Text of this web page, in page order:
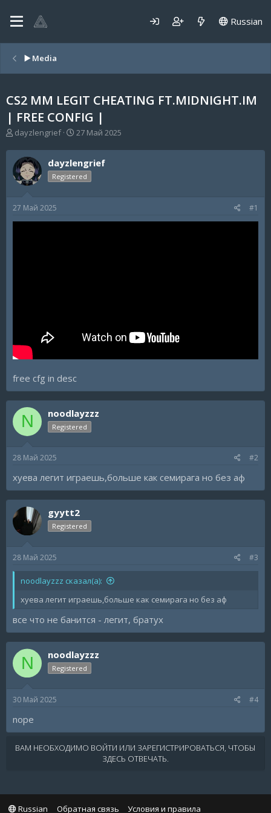
Russian
▶️ Media
СS2 MM LEGIT CHEATING FT.MIDNIGHT.IM
| FREE CONFIG |
А
т
о
р
м
ы
dayzlengrief
Д
т
а
н
л
27 Май 2025
dayzlengrief
Registered
27 Май 2025 #1
free cfg in desc
N noodlayzzz
Registered
28 Май 2025 #2
хуева легит играешь,больше как семирага но без аф
gyytt2
Registered
28 Май 2025 #3
noodlayzzz сказал(а):
хуева легит играешь,больше как семирага но без аф
все что не банится - легит, братух
N noodlayzzz
Registered
30 Май 2025 #4
nope
ВАМ НЕОБХОДИМО ВОЙТИ ИЛИ ЗАРЕГИСТРИРОВАТЬСЯ, ЧТОБЫ
ЗДЕСЬ ОТВЕЧАТЬ.
Russian Обратная связь Условия и правила